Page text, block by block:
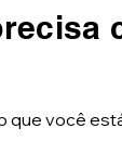
que você